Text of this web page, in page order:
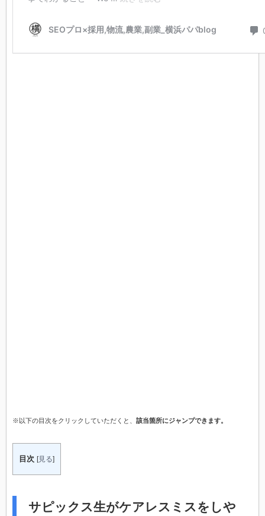
※以下の目次をクリックしていただくと、 該当箇所にジャンプできます。
目次 [見る]
サピックス生がケアレスミスをしや